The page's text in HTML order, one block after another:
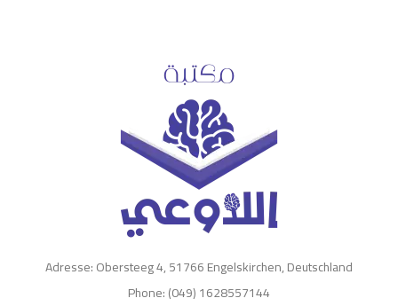
Adresse: Obersteeg 4, 51766 Engelskirchen, Deutschland
Phone: (049) 1628557144